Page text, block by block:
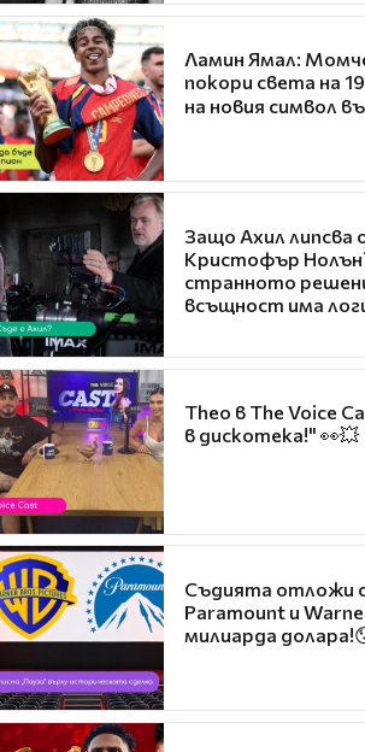
Ламин Ямал:
покори света на
на новия символ
Защо Ахил липсва
Кристофър
странното
всъщност има
Theo в The Voice
в дискотека!" 👀💥
Съдията отложи
Paramount и
милиарда